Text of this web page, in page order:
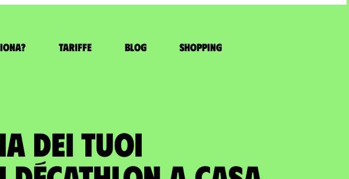
Tariffe Blog Shopping
DEI TUOI